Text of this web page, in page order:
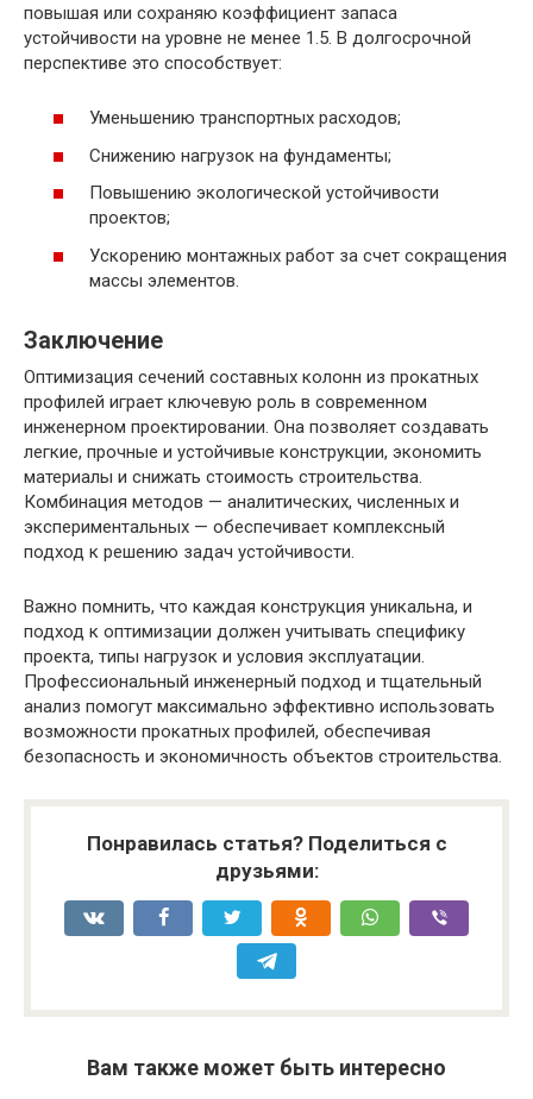
повышая или сохраняю коэффициент запаса
устойчивости на уровне не менее 1.5. В долгосрочной
перспективе это способствует:
Уменьшению транспортных расходов;
Снижению нагрузок на фундаменты;
Повышению экологической устойчивости
проектов;
Ускорению монтажных работ за счет сокращения
массы элементов.
Заключение
Оптимизация сечений составных колонн из прокатных
профилей играет ключевую роль в современном
инженерном проектировании. Она позволяет создавать
легкие, прочные и устойчивые конструкции, экономить
материалы и снижать стоимость строительства.
Комбинация методов — аналитических, численных и
экспериментальных — обеспечивает комплексный
подход к решению задач устойчивости.
Важно помнить, что каждая конструкция уникальна, и
подход к оптимизации должен учитывать специфику
проекта, типы нагрузок и условия эксплуатации.
Профессиональный инженерный подход и тщательный
анализ помогут максимально эффективно использовать
возможности прокатных профилей, обеспечивая
безопасность и экономичность объектов строительства.
Понравилась статья? Поделиться с
друзьями:
Вам также может быть интересно